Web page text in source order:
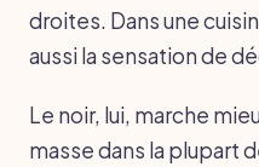
droites. Dans une
aussi la sensation de
Le noir, lui, marche
masse dans la plupart